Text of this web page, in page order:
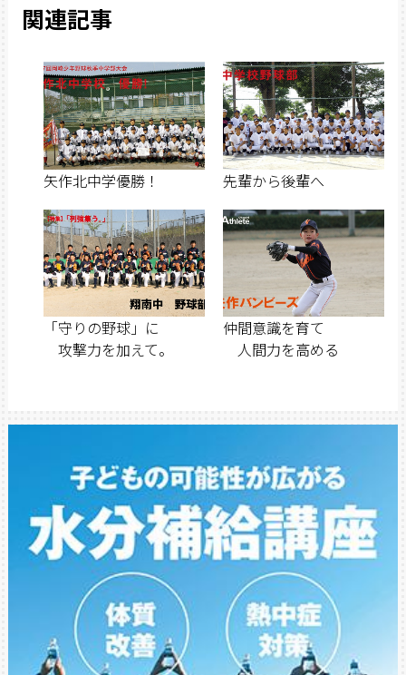
関連記事
矢作北中学優勝！ 先輩から後輩へ
「守りの野球」に
攻撃力を加えて。
仲間意識を育て
人間力を高める